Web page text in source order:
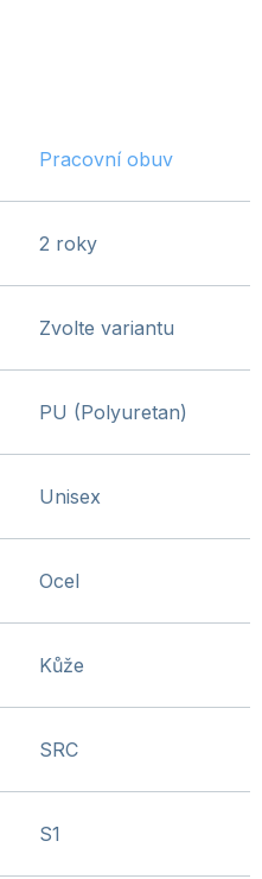
Pracovní obuv
2 roky
Zvolte variantu
PU (Polyuretan)
Unisex
Ocel
Kůže
SRC
S1